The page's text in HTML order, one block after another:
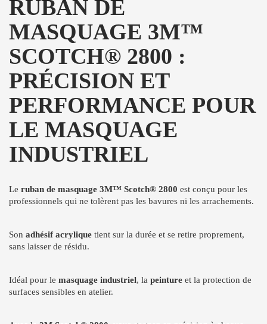
RUBAN DE
MASQUAGE 3M™
SCOTCH® 2800 :
PRÉCISION ET
PERFORMANCE POUR
LE MASQUAGE
INDUSTRIEL
Le ruban de masquage 3M™ Scotch® 2800 est conçu pour les
professionnels qui ne tolèrent pas les bavures ni les arrachements.
Son adhésif acrylique tient sur la durée et se retire proprement,
sans laisser de résidu.
Idéal pour le masquage industriel, la peinture et la protection de
surfaces sensibles en atelier.